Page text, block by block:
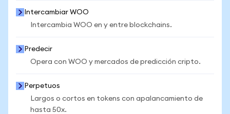
Intercambiar WOO
Intercambia WOO en y entre blockchains.
Predecir
Opera con WOO y mercados de predicción cripto.
Perpetuos
Largos o cortos en tokens con apalancamiento de
hasta 50x.